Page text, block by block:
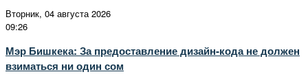
Вторник, 04 августа 2026
09:26
Мэр Бишкека: За предоставление дизайн-кода не должен
взиматься ни один сом